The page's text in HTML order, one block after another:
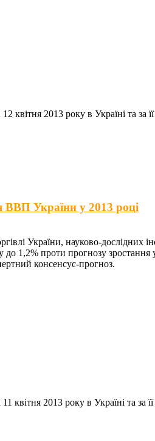
квітня 2013 року в Україні та за
ВВП України у 2013 році
України, науково-дослідних
1,2% проти прогнозу зростання
консенсус-прогноз.
квітня 2013 року в Україні та за